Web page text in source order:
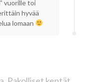
vuorille toi
hyvää
lomaan